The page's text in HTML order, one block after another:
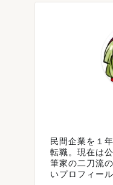
民間企業を１
転職。現在は
筆家の二刀流
いプロフィー